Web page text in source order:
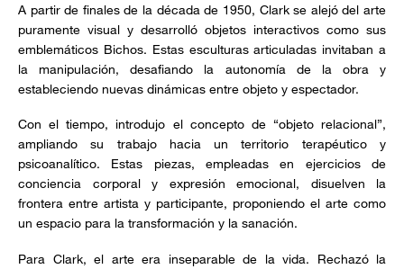
A partir de finales de la década de 1950, Clark se alejó del arte
puramente visual y desarrolló objetos interactivos como sus
emblemáticos Bichos. Estas esculturas articuladas invitaban a
la manipulación, desafiando la autonomía de la obra y
estableciendo nuevas dinámicas entre objeto y espectador.
Con el tiempo, introdujo el concepto de “objeto relacional”,
ampliando su trabajo hacia un territorio terapéutico y
psicoanalítico. Estas piezas, empleadas en ejercicios de
conciencia corporal y expresión emocional, disuelven la
frontera entre artista y participante, proponiendo el arte como
un espacio para la transformación y la sanación.
Para Clark, el arte era inseparable de la vida. Rechazó la